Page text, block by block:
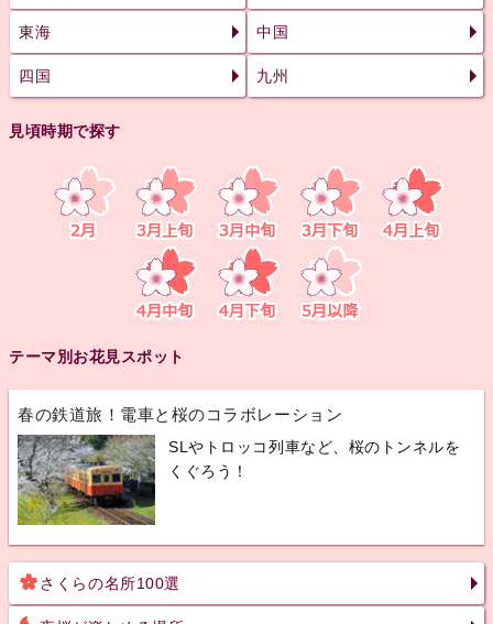
東海 中国
四国 九州
見頃時期で探す
テーマ別お花見スポット
春の鉄道旅！電車と桜のコラボレーション
SLやトロッコ列車など、桜のトンネルを
くぐろう！
さくらの名所100選